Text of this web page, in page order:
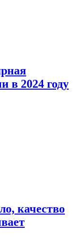
в 2024 году
качество